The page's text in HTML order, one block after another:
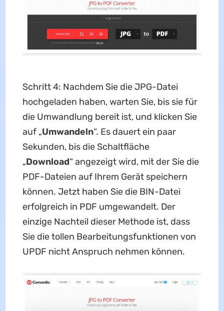
Schritt 4: Nachdem Sie die JPG-Datei
hochgeladen haben, warten Sie, bis sie für
die Umwandlung bereit ist, und klicken Sie
auf „Umwandeln“. Es dauert ein paar
Sekunden, bis die Schaltfläche
„Download“ angezeigt wird, mit der Sie die
PDF-Dateien auf Ihrem Gerät speichern
können. Jetzt haben Sie die BIN-Datei
erfolgreich in PDF umgewandelt. Der
einzige Nachteil dieser Methode ist, dass
Sie die tollen Bearbeitungsfunktionen von
UPDF nicht Anspruch nehmen können.